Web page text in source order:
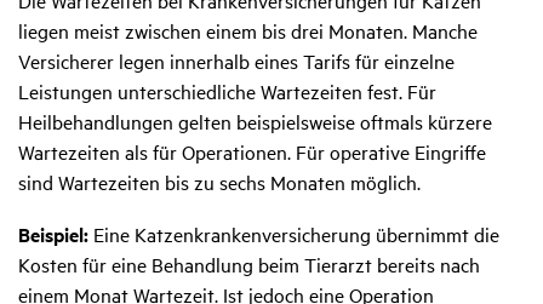
liegen meist zwischen einem bis drei Monaten. Manche
Versicherer legen innerhalb eines Tarifs für einzelne
Leistungen unterschiedliche Wartezeiten fest. Für
Heilbehandlungen gelten beispielsweise oftmals kürzere
Wartezeiten als für Operationen. Für operative Eingriffe
sind Wartezeiten bis zu sechs Monaten möglich.
Beispiel: Eine Katzenkrankenversicherung übernimmt die
Kosten für eine Behandlung beim Tierarzt bereits nach
einem Monat Wartezeit. Ist jedoch eine Operation